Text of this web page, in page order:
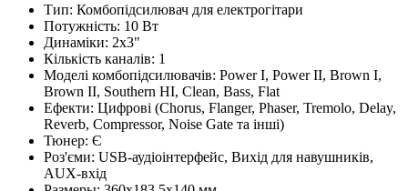
Тип: Комбопідсилювач для електрогітари
Потужність: 10 Вт
Динаміки: 2х3"
Кількість каналів: 1
Моделі комбопідсилювачів: Power I, Power II, Brown I,
Brown II, Southern HI, Clean, Bass, Flat
Ефекти: Цифрові (Chorus, Flanger, Phaser, Tremolo, Delay,
Reverb, Compressor, Noise Gate та інші)
Тюнер: Є
Роз'єми: USB-аудіоінтерфейс, Вихід для навушників,
AUX-вхід